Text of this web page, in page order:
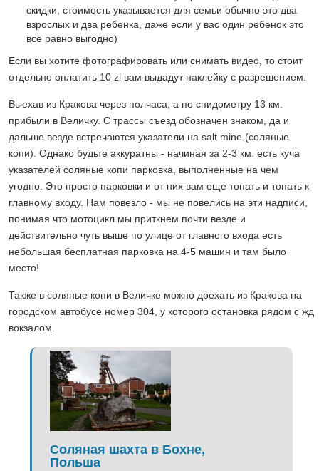
скидки, стоимость указывается для семьи обычно это два
взрослых и два ребенка, даже если у вас один ребенок это
все равно выгодно)
Если вы хотите фотографировать или снимать видео, то стоит
отдельно оплатить 10 zl вам выдадут наклейку с разрешением.
Выехав из Кракова через полчаса, а по спидометру 13 км.
прибыли в Величку. С трассы съезд обозначен знаком, да и
дальше везде встречаются указатели на salt mine (соляные
копи). Однако будьте аккуратны - начиная за 2-3 км. есть куча
указателей соляные копи парковка, выполненные на чем
угодно. Это просто парковки и от них вам еще топать и топать к
главному входу. Нам повезло - мы не повелись на эти надписи,
понимая что мотоцикл мы приткнем почти везде и
действительно чуть выше по улице от главного входа есть
небольшая бесплатная парковка на 4-5 машин и там было
место!
Также в соляные копи в Величке можно доехать из Кракова на
городском автобусе номер 304, у которого остановка рядом с жд
вокзалом.
Соляная шахта в Бохне,
Польша